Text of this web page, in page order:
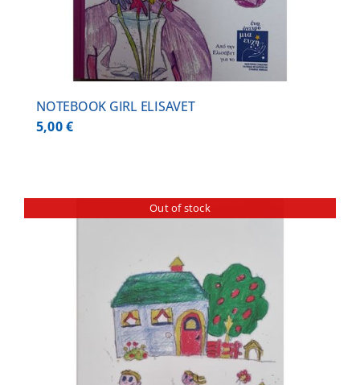
NOTEBOOK GIRL ELISAVET
5,00€
Out of stock